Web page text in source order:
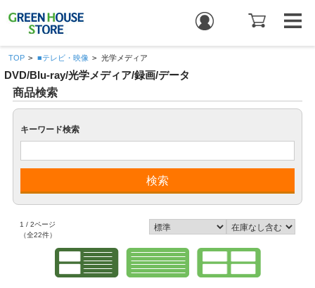
TOP > ■テレビ・映像 > 光学メディア
DVD/Blu-ray/光学メディア/録画/データ
商品検索
キーワード検索
1 / 2ページ
（全22件）